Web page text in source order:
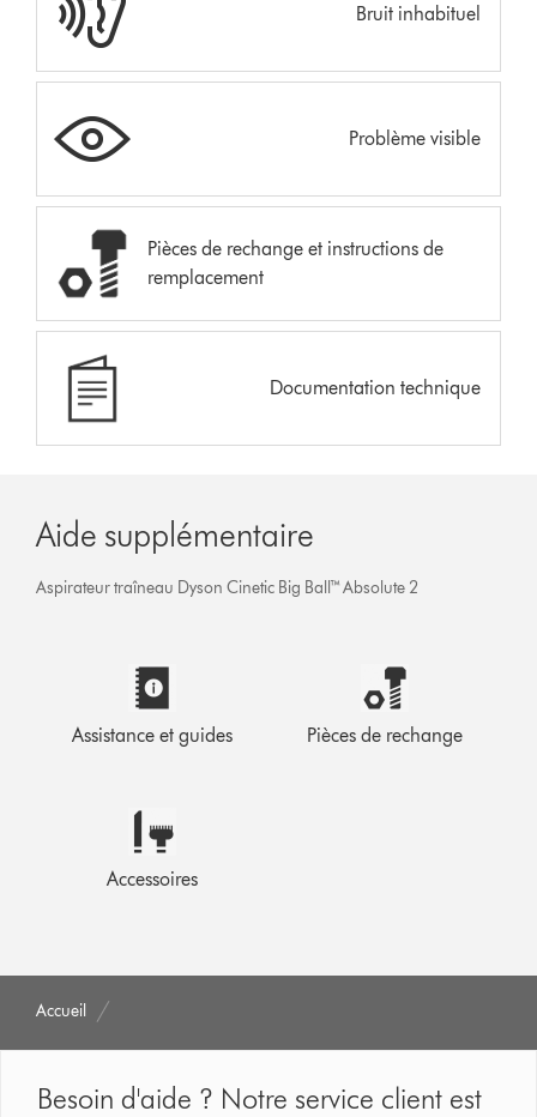
Bruit inhabituel
Problème visible
Pièces de rechange et instructions de
remplacement
Documentation technique
Aide supplémentaire
Aspirateur traîneau Dyson Cinetic Big Ball™ Absolute 2
Assistance et guides Pièces de rechange
Accessoires
Accueil
Besoin d'aide ? Notre service client est